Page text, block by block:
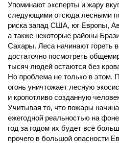
Упоминают эксперты и жару
следующими отсюда лесными
риска запад США, юг Европы,
а также некоторые районы
Сахары. Леса начинают гореть
достаточно посмотреть
тысяч людей остаются без
Но проблема не только в этом.
огонь уничтожает лесную
и кропотливо созданную
Учитывая то, что пожары
ежегодной реальностью на
год за годом их будет всё
прочего в большой опасности